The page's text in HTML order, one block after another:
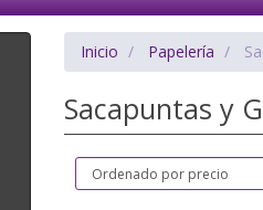
Inicio Papelería
Sacapuntas y